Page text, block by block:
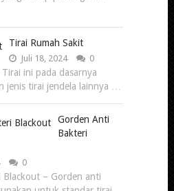
Tirai Rumah Sakit
Juli 18, 2024 0
ini pada dasarnya
jenis tirai jendela lainnya …
Gorden Anti
Bakteri
0
– Gorden anti